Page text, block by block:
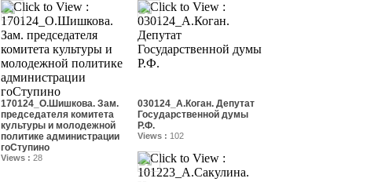
170124_О.Шишкова. Зам.
председателя комитета
культуры и молодежной
политике администрации
гоСтупино
Views : 28
030124_А.Коган. Депутат
Государственной думы
Р.Ф.
Views : 102